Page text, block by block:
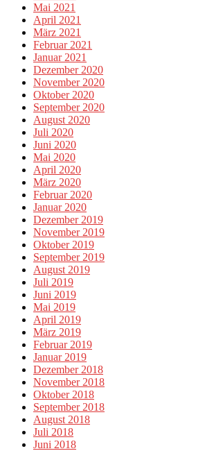
Mai 2021
April 2021
März 2021
Februar 2021
Januar 2021
Dezember 2020
November 2020
Oktober 2020
September 2020
August 2020
Juli 2020
Juni 2020
Mai 2020
April 2020
März 2020
Februar 2020
Januar 2020
Dezember 2019
November 2019
Oktober 2019
September 2019
August 2019
Juli 2019
Juni 2019
Mai 2019
April 2019
März 2019
Februar 2019
Januar 2019
Dezember 2018
November 2018
Oktober 2018
September 2018
August 2018
Juli 2018
Juni 2018